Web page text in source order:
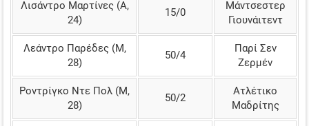
Λισάντρο Μαρτίνες (Α,
24)
15/0
Μάντσεστερ
Γιουνάιτεντ
Λεάντρο Παρέδες (Μ,
28)
50/4
Παρί Σεν
Ζερμέν
Ροντρίγκο Ντε Πολ (Μ,
28)
50/2
Ατλέτικο
Μαδρίτης